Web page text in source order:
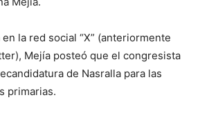
la red social “X” (anteriormente
Mejía posteó que el congresista
de Nasralla para las
primarias.